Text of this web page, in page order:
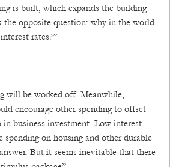
is built, which expands the building
the opposite question: why in the world
rates?”
will be worked off. Meanwhile,
encourage other spending to offset
in business investment. Low interest
spending on housing and other durable
But it seems inevitable that there